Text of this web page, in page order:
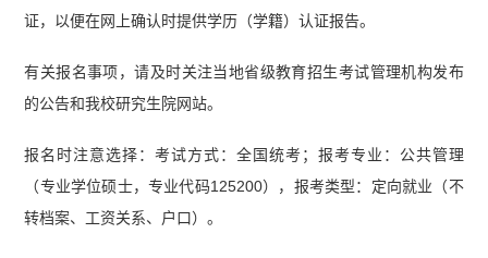
证，以便在网上确认时提供学历（学籍）认证报告。
有关报名事项，请及时关注当地省级教育招生考试管理机构发布
的公告和我校研究生院网站。
报名时注意选择：考试方式：全国统考；报考专业：公共管理
（专业学位硕士，专业代码125200），报考类型：定向就业（不
转档案、工资关系、户口）。